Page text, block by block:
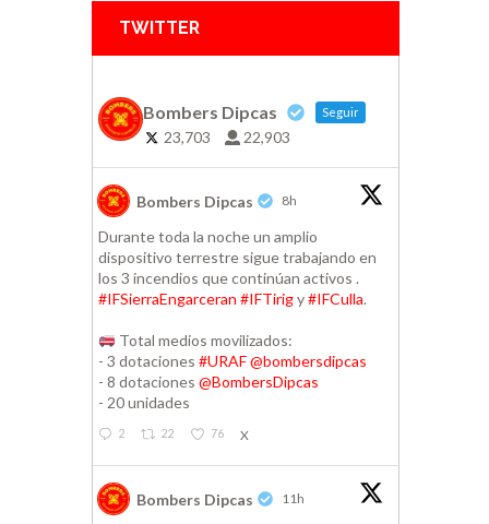
TWITTER
Bombers Dipcas Seguir
23,703 22,903
Bombers Dipcas 8h
Durante toda la noche un amplio
dispositivo terrestre sigue trabajando en
los 3 incendios que continúan activos .
#IFSierraEngarceran #IFTirigy#IFCulla.
Total medios movilizados:
- 3 dotaciones #URAF@bombersdipcas
- 8 dotaciones @BombersDipcas
- 20 unidades
2 22 76 X
Bombers Dipcas 11h